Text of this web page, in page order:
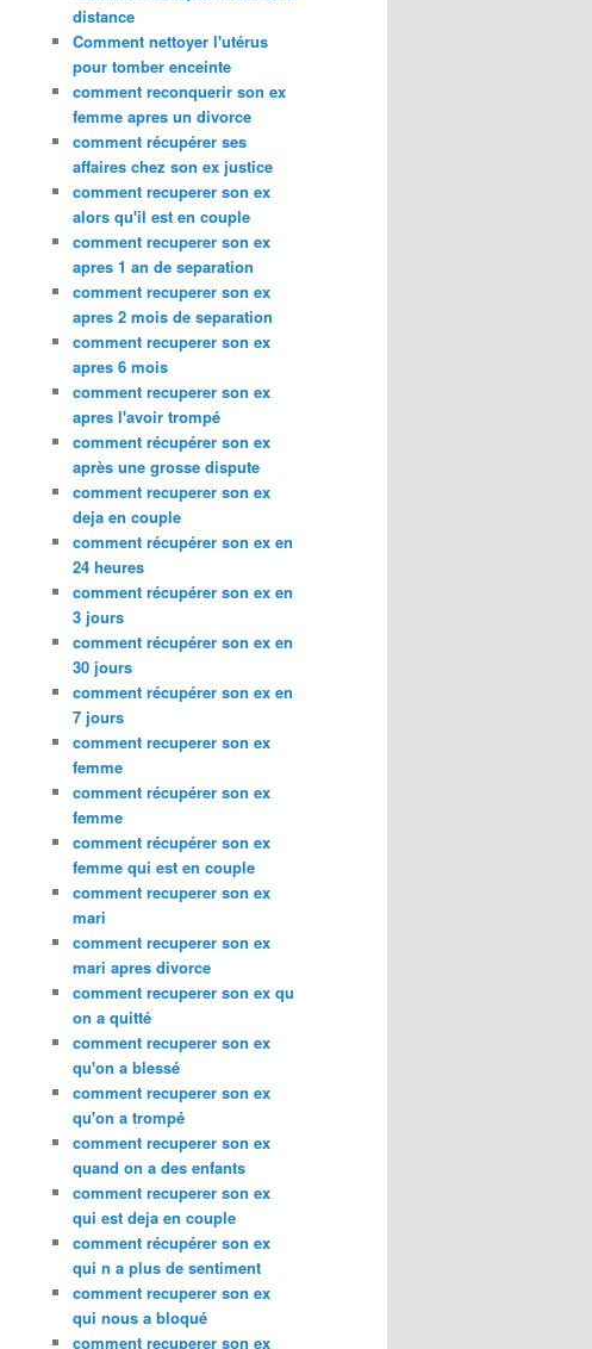
distance
Comment nettoyer l'utérus
pour tomber enceinte
comment reconquerir son ex
femme apres un divorce
comment récupérer ses
affaires chez son ex justice
comment recuperer son ex
alors qu'il est en couple
comment recuperer son ex
apres 1 an de separation
comment recuperer son ex
apres 2 mois de separation
comment recuperer son ex
apres 6 mois
comment recuperer son ex
apres l'avoir trompé
comment récupérer son ex
après une grosse dispute
comment recuperer son ex
deja en couple
comment récupérer son ex en
24 heures
comment récupérer son ex en
3 jours
comment récupérer son ex en
30 jours
comment récupérer son ex en
7 jours
comment recuperer son ex
femme
comment récupérer son ex
femme
comment récupérer son ex
femme qui est en couple
comment recuperer son ex
mari
comment recuperer son ex
mari apres divorce
comment recuperer son ex qu
on a quitté
comment recuperer son ex
qu'on a blessé
comment recuperer son ex
qu'on a trompé
comment recuperer son ex
quand on a des enfants
comment recuperer son ex
qui est deja en couple
comment récupérer son ex
qui n a plus de sentiment
comment recuperer son ex
qui nous a bloqué
comment recuperer son ex